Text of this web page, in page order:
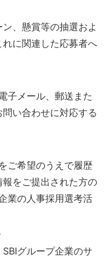
、懸賞等の抽選およ
に関連した応募者へ
子メール、郵送また
い合わせに対応する
ご希望のうえで履歴
をご提出された方の
業の人事採用選考活
グループ企業のサ